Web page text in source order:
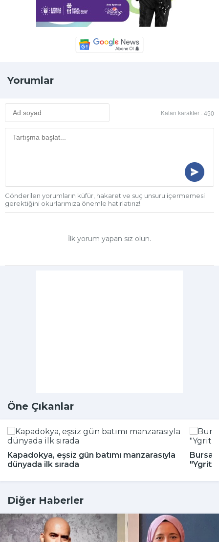
Yorumlar
Kalan karakter : 450
Gönderilen yorumların küfür, hakaret ve suç unsuru içermemesi
gerektiğini okurlarımıza önemle hatırlatırız!
İlk yorum yapan siz olun.
Öne Çıkanlar
Kapadokya, eşsiz gün batımı manzarasıyla
dünyada ilk sırada
Bursa
Diğer Haberler